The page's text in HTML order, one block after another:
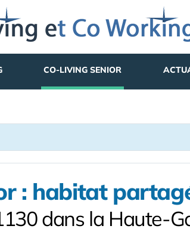
CO-LIVING SENIOR
: habitat
dans la Haute-